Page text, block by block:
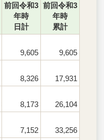
前回令和3
年時
日計
前回令和3
年時
累計
9,605
9,605
8,326
17,931
8,173
26,104
7,152
33,256